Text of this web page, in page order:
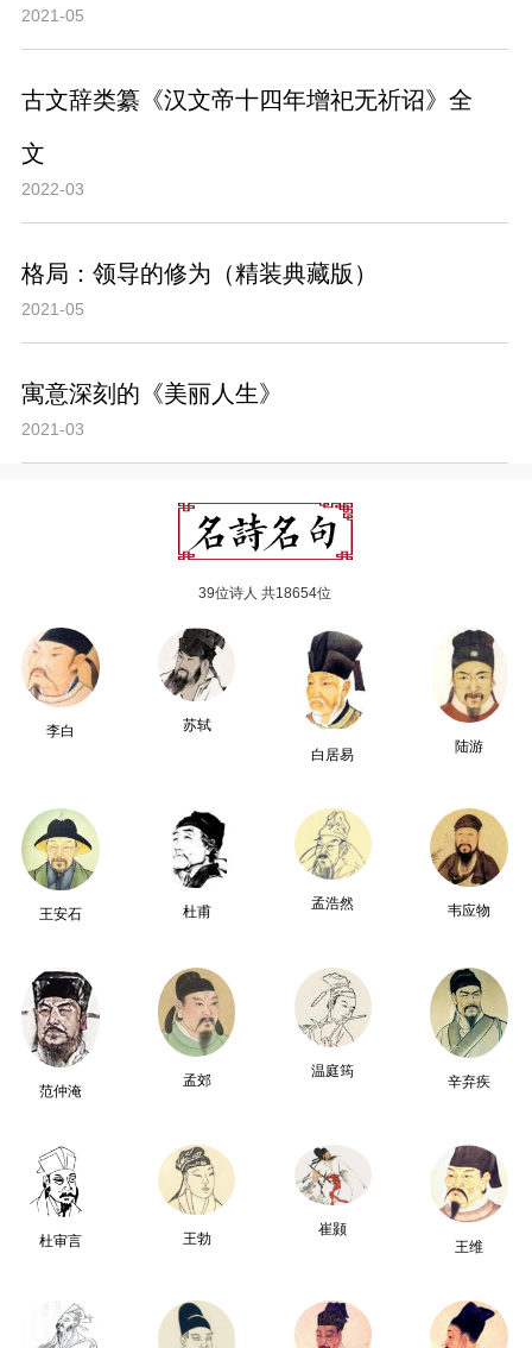
2021-05
古文辞类纂《汉文帝十四年增祀无祈诏》全
文
2022-03
格局：领导的修为（精装典藏版）
2021-05
寓意深刻的《美丽人生》
2021-03
39位诗人 共18654位
李白
苏轼
白居易
陆游
王安石 杜甫
孟浩然 韦应物
范仲淹
孟郊
温庭筠
辛弃疾
杜审言 王勃
崔颢
王维